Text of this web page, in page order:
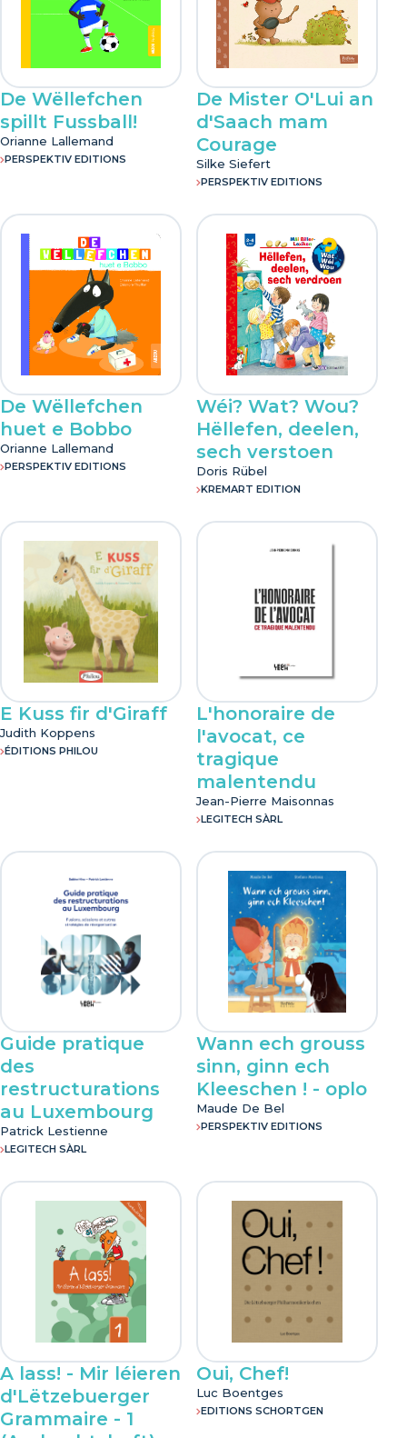
Hydre Editions
Kremart Edition
Michikusa Publishing
Op der Lay
PassaParola
PersPektiv Editions
Point Nemo Publishing
Zoom Editions
De Wëllefchen
spillt Fussball!
Orianne Lallemand
PERSPEKTIV EDITIONS
De Mister O'Lui an
d'Saach mam
Courage
Silke Siefert
PERSPEKTIV EDITIONS
De Wëllefchen
huet e Bobbo
Orianne Lallemand
PERSPEKTIV EDITIONS
Wéi? Wat? Wou?
Hëllefen, deelen,
sech verstoen
Doris Rübel
KREMART EDITION
E Kuss fir d'Giraff
Judith Koppens
ÉDITIONS PHILOU
L'honoraire de
l'avocat, ce
tragique
malentendu
Jean-Pierre Maisonnas
LEGITECH SÀRL
Guide pratique
des
restructurations
au Luxembourg
Patrick Lestienne
LEGITECH SÀRL
Wann ech grouss
sinn, ginn ech
Kleeschen ! - oplo
Maude De Bel
PERSPEKTIV EDITIONS
A lass! - Mir léieren
d'Lëtzebuerger
Grammaire - 1
Oui, Chef!
Luc Boentges
EDITIONS SCHORTGEN